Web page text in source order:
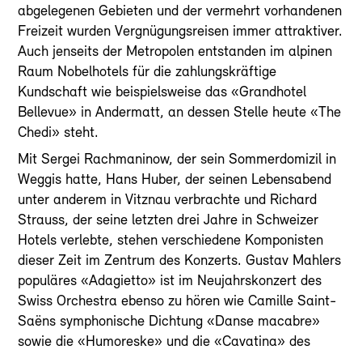
abgelegenen Gebieten und der vermehrt vorhandenen
Freizeit wurden Vergnügungsreisen immer attraktiver.
Auch jenseits der Metropolen entstanden im alpinen
Raum Nobelhotels für die zahlungskräftige
Kundschaft wie beispielsweise das «Grandhotel
Bellevue» in Andermatt, an dessen Stelle heute «The
Chedi» steht.
Mit Sergei Rachmaninow, der sein Sommerdomizil in
Weggis hatte, Hans Huber, der seinen Lebensabend
unter anderem in Vitznau verbrachte und Richard
Strauss, der seine letzten drei Jahre in Schweizer
Hotels verlebte, stehen verschiedene Komponisten
dieser Zeit im Zentrum des Konzerts. Gustav Mahlers
populäres «Adagietto» ist im Neujahrskonzert des
Swiss Orchestra ebenso zu hören wie Camille Saint-
Saëns symphonische Dichtung «Danse macabre»
sowie die «Humoreske» und die «Cavatina» des